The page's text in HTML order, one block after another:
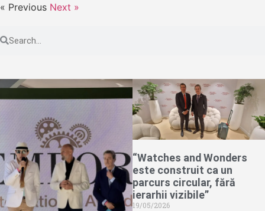
« Previous Next »
“Watches and Wonders
este construit ca un
parcurs circular, fără
ierarhii vizibile”
19/05/2026